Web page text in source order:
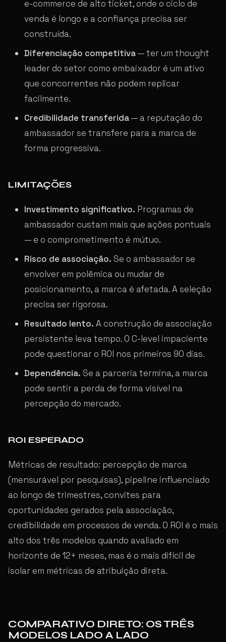
e-commerce de alto ticket, onde o ciclo de
venda é longo e a confiança precisa ser
construída.
Diferenciação competitiva— ter um thought
leader do setor como embaixador é um ativo
que concorrentes não podem replicar
facilmente.
Credibilidade transferida— a reputação do
ambassador se transfere para a marca de
forma progressiva.
LIMITAÇÕES
Investimento significativo. Programas de
ambassador custam mais que ações pontuais
— e o comprometimento é mútuo.
Risco de associação. Se o ambassador se
envolver em polêmica ou mudar de
posicionamento, a marca é afetada. A seleção
precisa ser rigorosa.
Resultado lento. A construção de associação
persistente leva tempo. O C-level impaciente
pode questionar o ROI nos primeiros 90 dias.
Dependência. Se a parceria termina, a marca
pode sentir a perda de forma visível na
percepção do mercado.
ROI ESPERADO
Métricas de resultado: percepção de marca
(mensurável por pesquisas), pipeline influenciado
ao longo de trimestres, convites para
oportunidades gerados pela associação,
credibilidade em processos de venda. O ROI é o mais
alto dos três modelos quando avaliado em
horizonte de 12+ meses, mas é o mais difícil de
isolar em métricas de atribuição direta.
COMPARATIVO DIRETO: OS TRÊS
MODELOS LADO A LADO